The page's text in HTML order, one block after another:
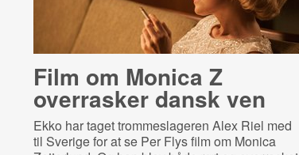
Film om Monica Z
overrasker dansk ven
Ekko har taget trommeslageren Alex Riel med
til Sverige for at se Per Flys film om Monica